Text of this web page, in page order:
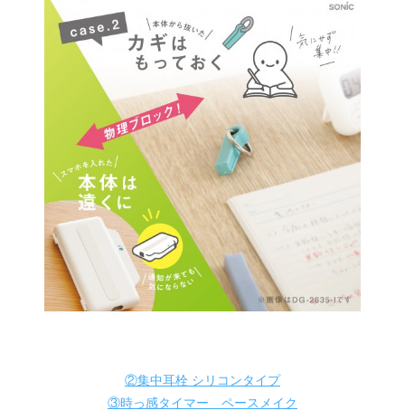
②集中耳栓 シリコンタイプ
③時っ感タイマー ペースメイク